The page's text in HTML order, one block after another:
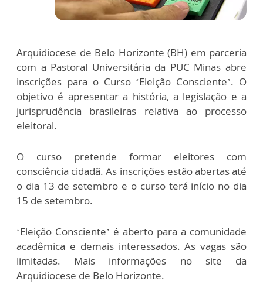
Arquidiocese de Belo Horizonte (BH) em parceria
com a Pastoral Universitária da PUC Minas abre
inscrições para o Curso ‘Eleição Consciente’. O
objetivo é apresentar a história, a legislação e a
jurisprudência brasileiras relativa ao processo
eleitoral.
O curso pretende formar eleitores com
consciência cidadã. As inscrições estão abertas até
o dia 13 de setembro e o curso terá início no dia
15 de setembro.
‘Eleição Consciente’ é aberto para a comunidade
acadêmica e demais interessados. As vagas são
limitadas. Mais informações no site da
Arquidiocese de Belo Horizonte.